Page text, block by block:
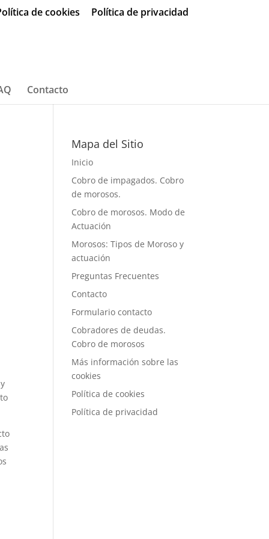
de cookies Política de privacidad
Contacto
Mapa del Sitio
Inicio
Cobro de impagados. Cobro
de morosos.
Cobro de morosos. Modo de
Actuación
Morosos: Tipos de Moroso y
actuación
Preguntas Frecuentes
Contacto
Formulario contacto
Cobradores de deudas.
Cobro de morosos
Más información sobre las
cookies
Política de cookies
Política de privacidad